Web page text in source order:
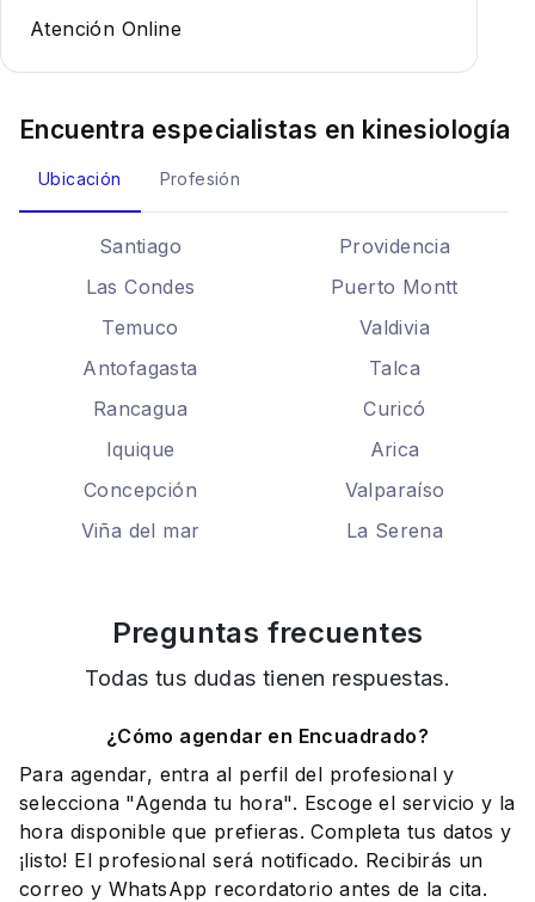
Atención Online
Encuentra especialistas en kinesiología
Ubicación Profesión
Santiago
Providencia
Las Condes
Puerto Montt
Temuco
Valdivia
Antofagasta
Talca
Rancagua
Curicó
Iquique
Arica
Concepción
Valparaíso
Viña del mar
La Serena
Preguntas frecuentes
Todas tus dudas tienen respuestas.
¿Cómo agendar en Encuadrado?
Para agendar, entra al perfil del profesional y
selecciona "Agenda tu hora". Escoge el servicio y la
hora disponible que prefieras. Completa tus datos y
¡listo! El profesional será notificado. Recibirás un
correo y WhatsApp recordatorio antes de la cita.